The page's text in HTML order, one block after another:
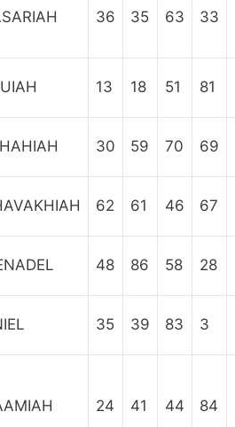
36 35 63 33
13 18 51 81
30 59 70 69
62 61 46 67
48 86 58 28
35 39 83 3
24 41 44 84